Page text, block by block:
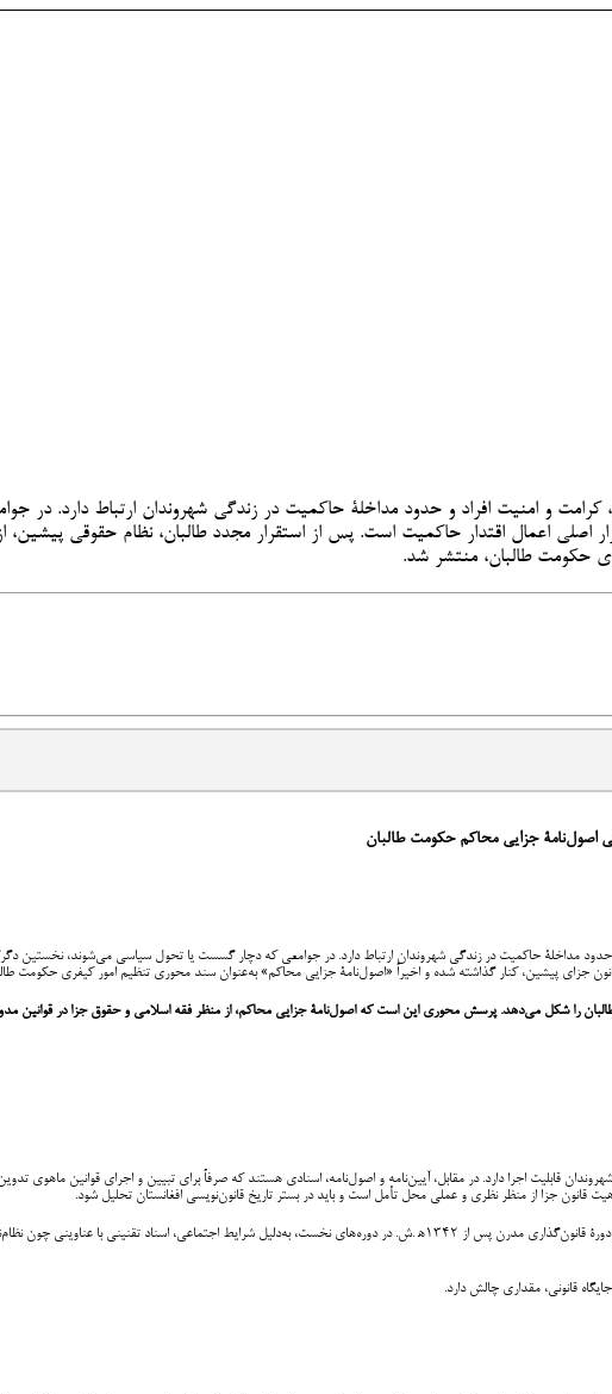
و امنیت افراد و حدود مداخلۀ حاکمیت در زندگی شهروندان ارتباط دارد. در
اعمال اقتدار حاکمیت است. پس از استقرار مجدد طالبان، نظام حقوقی پیشین،
حکومت طالبان، منتشر شد.
اصول‌نامۀ جزایی محاکم حکومت طالبان
مداخلۀ حاکمیت در زندگی شهروندان ارتباط دارد. در جوامعی که دچار گسست یا تحول سیاسی می‌شوند، نخستین
جزای پیشین، کنار گذاشته شده و اخیراً «اصول‌نامۀ جزایی محاکم» به‌عنوان سند محوری تنظیم امور کیفری حکومت
را شکل می‌دهد. پرسش محوری این است که اصول‌نامۀ جزایی محاکم، از منظر فقه اسلامی و حقوق جزا در قوانین
قابلیت اجرا دارد. در مقابل، آیین‌نامه و اصول‌نامه، اسنادی هستند که صرفاً برای تبیین و اجرای قوانین ماهوی
جزا از منظر نظری و عملی محل تأمل است و باید در بستر تاریخ قانون‌نویسی افغانستان تحلیل شود.
نظام تقنینی افغانستان سه دوره را تجربه کرده است: دورۀ نظام‌نامه‌ها در زمان امان‌الله‌خان، دورۀ اصول‌نامه‌ها در آغاز سلطنت محمد نادرشاه و دورۀ قانون‌گذاری مدرن پس از ۱۳۴۲ه‍ .ش. در دوره‌های نخست،
قانونی، مقداری چالش دارد.